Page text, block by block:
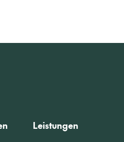
Leistungen